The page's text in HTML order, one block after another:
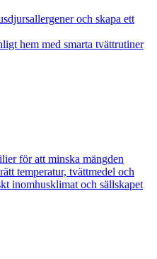
och skapa ett
hem med smarta tvättrutiner
för att minska mängden
temperatur, tvättmedel och
inomhusklimat och sällskapet